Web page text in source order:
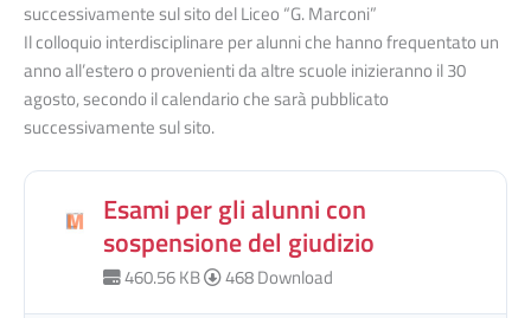
successivamente sul sito del Liceo “G. Marconi”
Il colloquio interdisciplinare per alunni che hanno frequentato un
anno all’estero o provenienti da altre scuole inizieranno il 30
agosto, secondo il calendario che sarà pubblicato
successivamente sul sito.
Esami per gli alunni con
sospensione del giudizio
460.56 KB 468 Download